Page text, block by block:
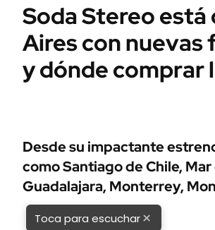
Campo
FINANZAS
Dólar
Soda Stereo está
Aires con nuevas
y dónde comprar
Desde su impactante
como Santiago de Chile,
Guadalajara, Monterrey,
Toca para escuchar×